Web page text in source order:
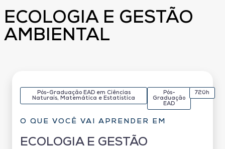
ECOLOGIA E GESTÃO
AMBIENTAL
Pós-Graduação EAD em Ciências
Naturais, Matemática e Estatística
Pós-
Graduação
EAD
720h
O QUE VOCÊ VAI APRENDER EM
ECOLOGIA E GESTÃO